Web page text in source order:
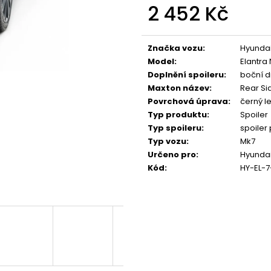
2 452 Kč
cena:
Značka vozu:
Model:
Elantra
Doplnění spoileru:
boční
Maxton název:
Rear
Povrchová úprava:
černý
Typ produktu:
Spoiler
Typ spoileru:
spoiler
Typ vozu:
Mk7
Určeno pro:
Kód: HY-EL-
ČERVENÝ ZAPALOVACÍ MODUL
2.0TSI EA113 EA888.1/2 2.5TFSI
Kč
APR
2.0TSI 2.5TFSI A